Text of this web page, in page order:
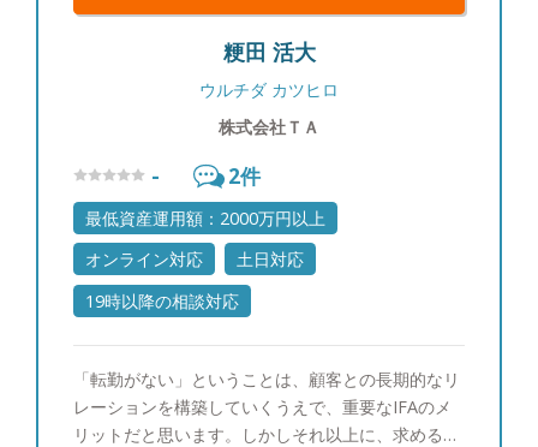
粳田 活大
ウルチダ カツヒロ
株式会社ＴＡ
- 2件
最低資産運用額：2000万円以上
オンライン対応
土日対応
19時以降の相談対応
「転勤がない」ということは、顧客との長期的なリ
レーションを構築していくうえで、重要なIFAのメ
リットだと思います。しかしそれ以上に、求める成